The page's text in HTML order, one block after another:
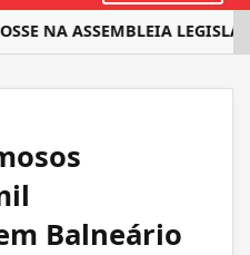
ASSEMBLEIA
Balneário